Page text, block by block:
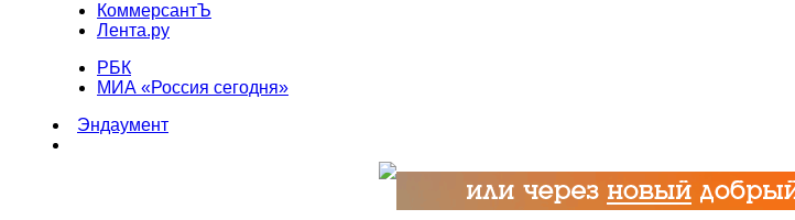
КоммерсантЪ
Лента.ру
РБК
МИА «Россия сегодня»
Эндаумент